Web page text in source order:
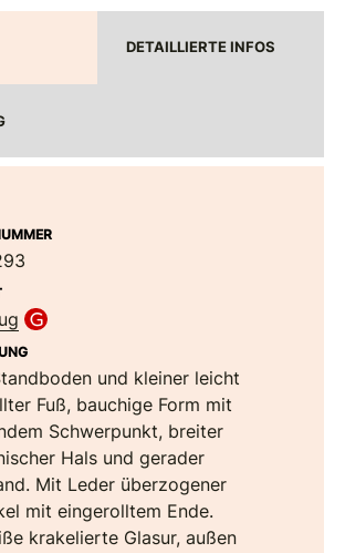
DETAILLIERTE INFOS
und kleiner leicht
Fuß, bauchige Form mit
Schwerpunkt, breiter
Hals und gerader
Mit Leder überzogener
mit eingerolltem Ende.
krakelierte Glasur, außen